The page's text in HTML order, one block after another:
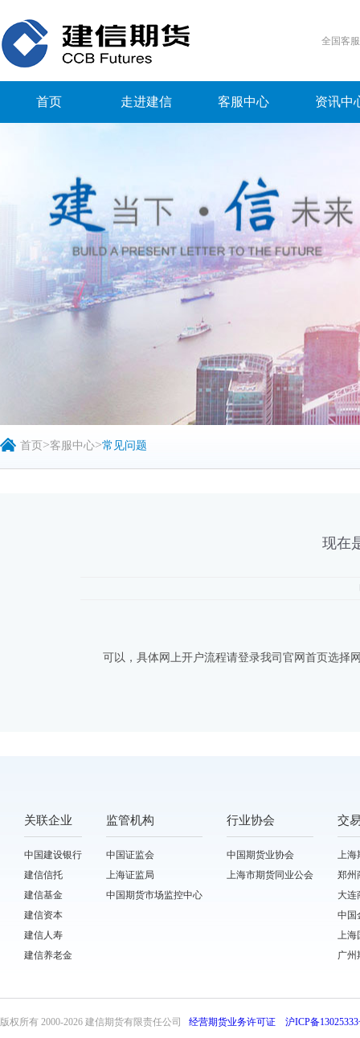
全国客
首页 走进建信 客服中心 资讯中
首页 >客服中心>常见问题
现在
可以，具体网上开户流程请登录我司官网首页选择
关联企业
中国建设银行
建信信托
建信基金
建信资本
建信人寿
建信养老金
监管机构
中国证监会
上海证监局
中国期货市场监控中心
行业协会
中国期货业协会
上海市期货同业公会
交
上海
郑州
大连
中国
上海
广州
版权所有 2000-2026 建信期货有限责任公司 经营期货业务许可证 沪ICP备